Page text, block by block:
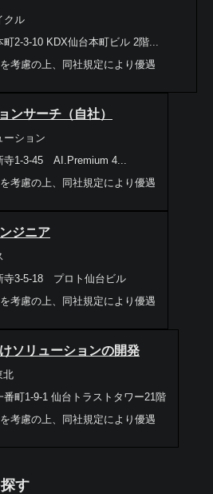
クル
2-3-10 KDX仙台本町ビル 2階...
考慮の上、同社規定により優遇
ンサーチ（自社）
ーション
寺1-3-45 AI.Premium 4...
考慮の上、同社規定により優遇
ジニア
寺3-5-18 プロト仙台ビル
考慮の上、同社規定により優遇
ソリューションの開発
北
町1-9-1 仙台トラストタワー21階
考慮の上、同社規定により優遇
す